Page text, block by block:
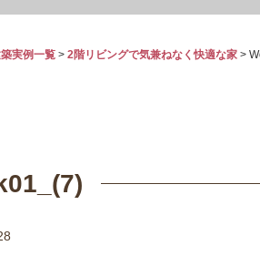
実例一覧 > 2階リビングで気兼ねなく快適な家 >